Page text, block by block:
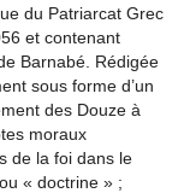
du Patriarcat Grec
et contenant
Barnabé. Rédigée
sous forme d’un
des Douze à
moraux
de la foi dans le
« doctrine » ;